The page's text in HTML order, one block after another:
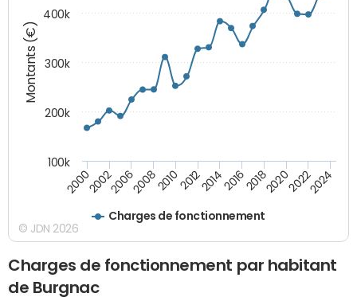
Montants (€)
Charges de fonctionnement
200020022006200820102012201420162018202020222024
100k
200k
300k
400k
© JDN 2026
Charges de fonctionnement par habitant
de Burgnac